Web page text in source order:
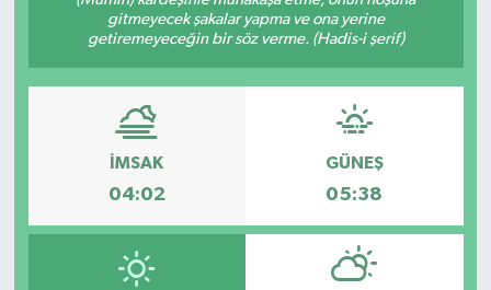
gitmeyecek şakalar yapma ve ona yerine
getiremeyeceğin bir söz verme. (Hadis-i şerif)
İMSAK
04:02
GÜNEŞ
05:38